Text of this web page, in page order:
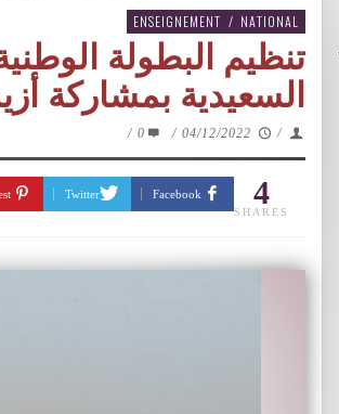
ENSEIGNEMENT / NATIONAL
تنظيم البطولة
السعيدية بمشاركة أزيد من 800
/
04/12/2022
/
0
/
4
SHARES
Facebook
Twitter